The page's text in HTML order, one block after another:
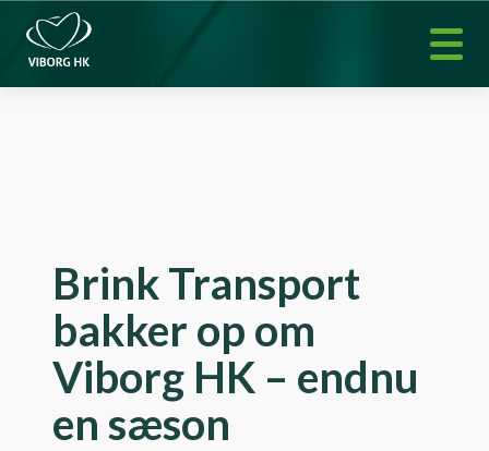
Brink Transport
bakker op om
Viborg HK – endnu
en sæson